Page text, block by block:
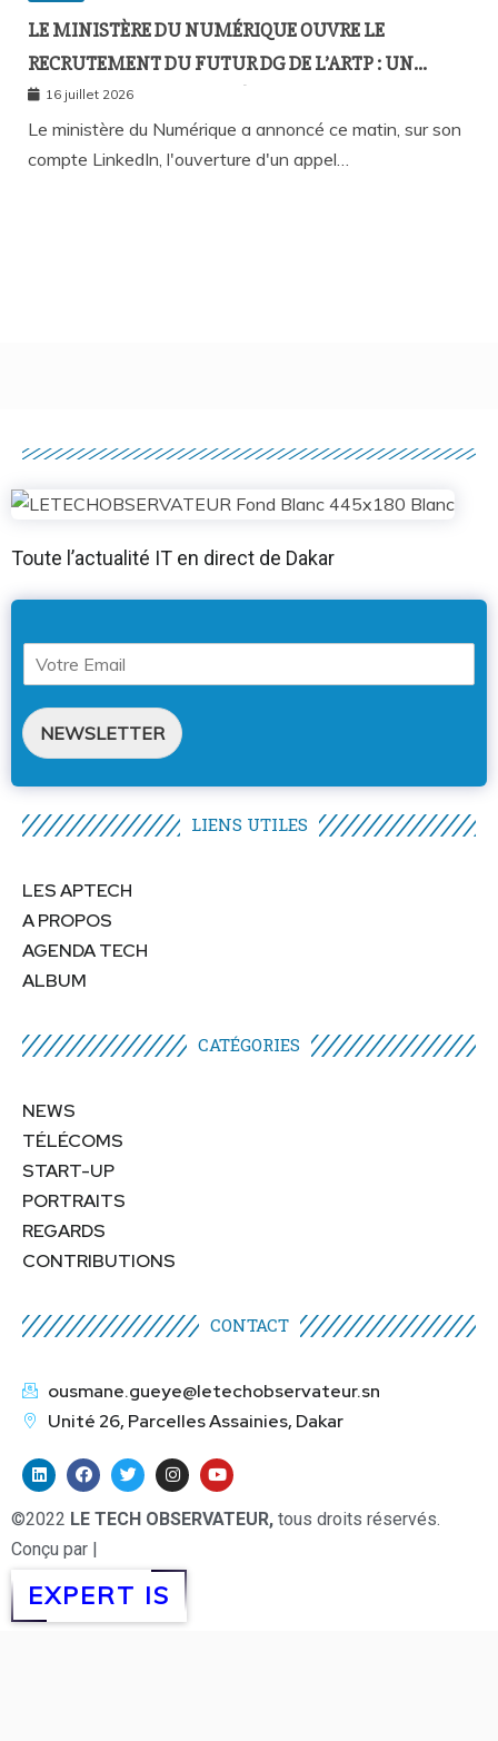
LE MINISTÈRE DU NUMÉRIQUE OUVRE LE
RECRUTEMENT DU FUTUR DG DE L’ARTP : UN
PREMIER PAS VERS LA MÉRITOCRATIE
RÉPUBLICAINE ?
16 juillet 2026
Le ministère du Numérique a annoncé ce matin, sur son
compte LinkedIn, l'ouverture d'un appel…
Toute l’actualité IT en direct de Dakar
NEWSLETTER
LIENS UTILES​
LES APTECH
A PROPOS
AGENDA TECH
ALBUM
CATÉGORIES​
NEWS
TÉLÉCOMS
START-UP
PORTRAITS
REGARDS
CONTRIBUTIONS
CONTACT
ousmane.gueye@letechobservateur.sn
Unité 26, Parcelles Assainies, Dakar
©2022 LE TECH OBSERVATEUR, tous droits réservés.
Conçu par |
EXPERT IS